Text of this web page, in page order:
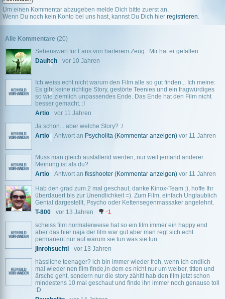
Um einen Kommentar abzugeben melde Dich bitte zuerst an.
Wenn Du noch kein Konto bei uns hast, kannst Du Dich hier registrieren.
Alle Kommentare (20)
Sehenswert für Fans von härterem Zeug.. Mir hat er gefallen
Dauitch
vor 10 Jahren
Ich weiss echt nicht warum den Film alle so gut finden... Ich meine:
Es gibt keine richtige Story, gestörte Teenies und ein fragwürdiges
so wie ziemlich unpassendes Ende. Das Ende hat den Film nicht
besser gemacht. :I
Artio
vor 11 Jahren
Ja schon... aber welche Story? :/
Artio
Antwort an Psycholita (Kommentar anzeigen) vor 11 Jahren
Muss man gleich ausfallend werden, nur weil jemand anderer
Meinung ist als du?
Artio
Antwort an fksshooter (Kommentar anzeigen) vor 11 Jahren
Hab den grad zum 2 mal geschaut, danke Kinox-Team :), hoffe Ihr
überdauert bis zur Unendlichkeit =). Zum Film, einfach Unglaublich
Genial dargestellt, Psycho oder Kettensegenmassaker angelehnt.
T-800
vor 13 Jahren -1
scheiss film normalerweise hat so ein film immer ein happy end
aber das hier naja der film war gut aber man regt sich echt
permanent nur auf warum sie tun was sie tun
jinrohsuchti
vor 13 Jahren
hässliche teenager? ich bin immer wieder froh, wenn ich endlich
mal wieder nen film finde,in dem es nicht nur um weiber, titten und
ärsche geht, sondern nur die story zählt! hab den film jetzt schon
mindestens 10 mal geschaut und finde ihn immer noch genauso toll
:D